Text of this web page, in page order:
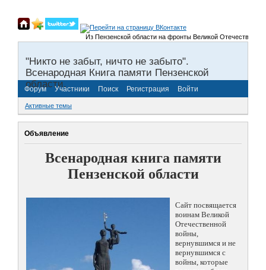
Из Пензенской области на фронты Великой Отечественной
"Никто не забыт, ничто не забыто".
Всенародная Книга памяти Пензенской
области.
Форум Участники Поиск Регистрация Войти
Активные темы
Объявление
Всенародная книга памяти
Пензенской области
Сайт посвящается
воинам Великой
Отечественной
войны,
вернувшимся и не
вернувшимся с
войны, которые